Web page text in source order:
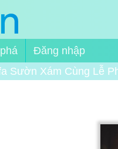
Đăng nhập
Sườn Xám Cùng Lễ